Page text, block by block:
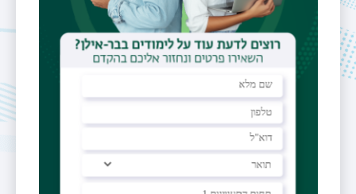
משרד
building 203 office 224
https://yolo.math.biu.ac.il/contact/